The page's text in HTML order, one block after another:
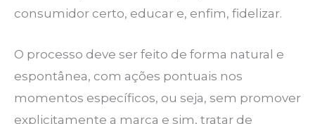
consumidor certo, educar e, enfim, fidelizar.
O processo deve ser feito de forma natural e
espontânea, com ações pontuais nos
momentos específicos, ou seja, sem promover
explicitamente a marca e sim, tratar de